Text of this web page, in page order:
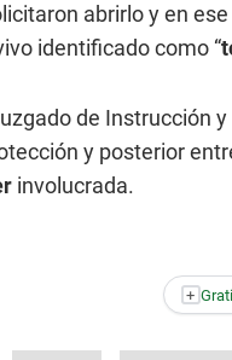
abrirlo y en
identificado como “
de Instrucción
y posterior
involucrada.
+